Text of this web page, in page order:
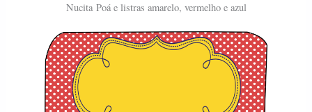
Nucita Poá e listras amarelo, vermelho e azul